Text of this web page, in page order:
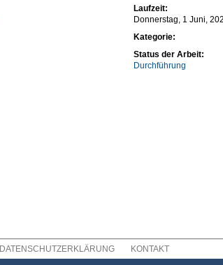
Laufzeit:
Donnerstag, 1 Juni,
Kategorie:
Status der Arbeit:
Durchführung
DATENSCHUTZERKLÄRUNG KONTAKT